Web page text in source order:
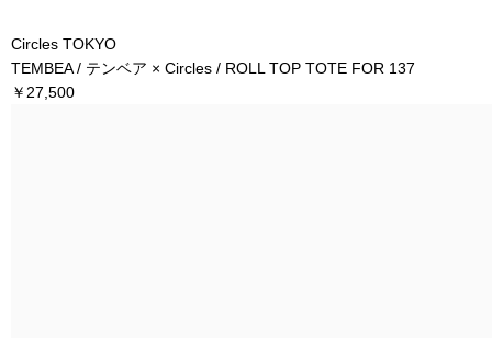
Circles TOKYO
TEMBEA / テンベア × Circles / ROLL TOP TOTE FOR 137
￥27,500